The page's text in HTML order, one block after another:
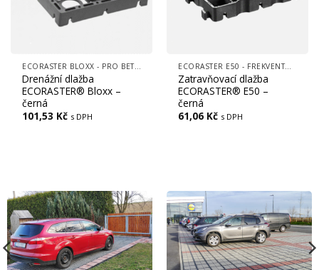
ECORASTER BLOXX - PRO BETONOVOU VÝPLŇ, FREKVENTOVANÉ PLOCHY, CESTY, LOGISTICKÁ CENTRA
Drenážní dlažba
ECORASTER® Bloxx –
černá
101,53 Kč s DPH
ECORASTER E50 - FREKVENTOVANÉ PLOCHY, (CESTY, LOGISTICKÉ CENTRA, PARKOVIŠTĚ)
Zatravňovací dlažba
ECORASTER® E50 –
černá
61,06 Kč s DPH